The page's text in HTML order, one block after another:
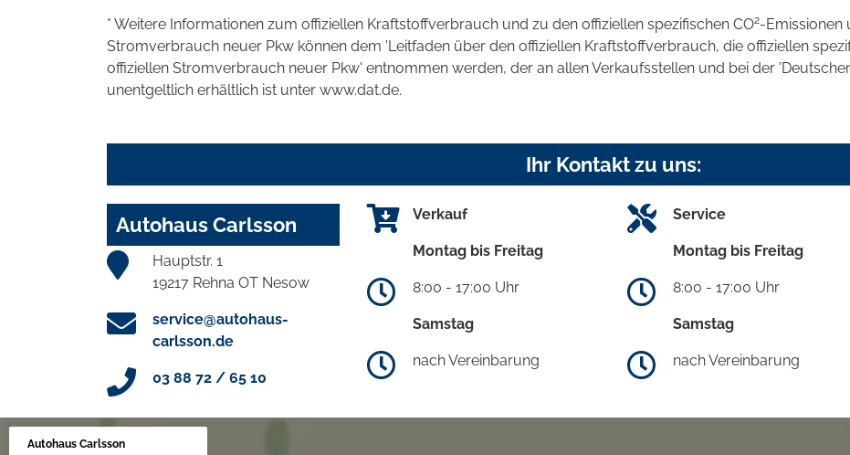
* Weitere Informationen zum offiziellen Kraftstoffverbrauch und zu den offiziellen spezifischen CO2-Emissionen
Stromverbrauch neuer Pkw können dem 'Leitfaden über den offiziellen Kraftstoffverbrauch, die offiziellen
offiziellen Stromverbrauch neuer Pkw' entnommen werden, der an allen Verkaufsstellen und bei der
unentgeltlich erhältlich ist unter www.dat.de.
Ihr Kontakt zu uns:
Autohaus Carlsson
Hauptstr. 1
19217 Rehna OT Nesow
service@autohaus-
carlsson.de
03 88 72 / 65 10
Verkauf
Montag bis Freitag
8:00 - 17:00 Uhr
Samstag
nach Vereinbarung
Service
Montag bis Freitag
8:00 - 17:00 Uhr
Samstag
nach Vereinbarung
Autohaus Carlsson